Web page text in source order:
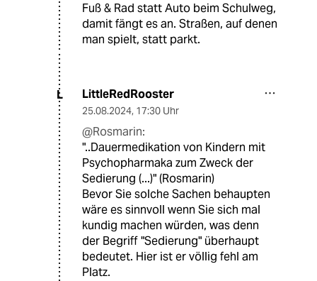
Fuß & Rad statt Auto beim Schulweg,
damit fängt es an. Straßen, auf denen
man spielt, statt parkt.
L LittleRedRooster
25.08.2024, 17:30 Uhr
@Rosmarin:
"..Dauermedikation von Kindern mit
Psychopharmaka zum Zweck der
Sedierung (...)" (Rosmarin)
Bevor Sie solche Sachen behaupten
wäre es sinnvoll wenn Sie sich mal
kundig machen würden, was denn
der Begriff "Sedierung" überhaupt
bedeutet. Hier ist er völlig fehl am
Platz.